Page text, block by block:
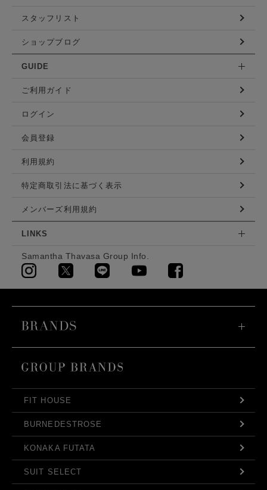
スタッフリスト
ショップブログ
GUIDE
ご利用ガイド
ログイン
会員登録
利用規約
特定商取引法に基づく表示
メンバーズ利用規約
LINKS
Samantha Thavasa Group Info.
FIT HOUSE
BURNEDESTROSE
KONAKA FUTATA
SUIT SELECT